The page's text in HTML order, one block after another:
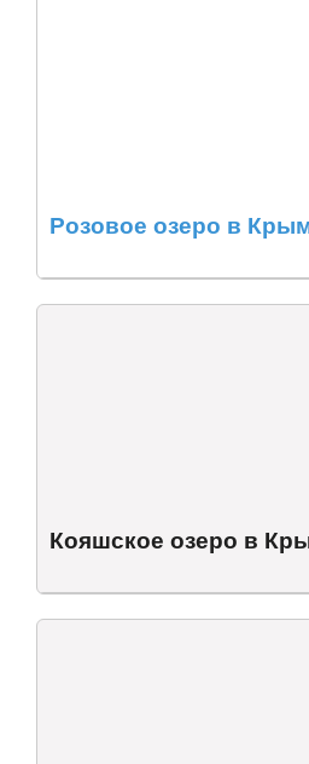
Розовое озеро в
Кояшское озеро в